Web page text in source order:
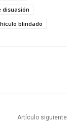
blindado
Artículo siguiente